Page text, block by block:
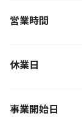
営業時間
休業日
事業開始日